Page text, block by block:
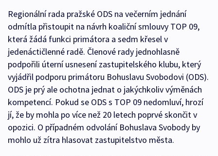
Regionální rada pražské ODS na večerním jednání
odmítla přistoupit na návrh koaliční smlouvy TOP 09,
která žádá funkci primátora a sedm křesel v
jedenáctičlenné radě. Členové rady jednohlasně
podpořili úterní usnesení zastupitelského klubu, který
vyjádřil podporu primátoru Bohuslavu Svobodovi (ODS).
ODS je prý ale ochotna jednat o jakýchkoliv výměnách
kompetencí. Pokud se ODS s TOP 09 nedomluví, hrozí
jí, že by mohla po více než 20 letech poprvé skončit v
opozici. O případném odvolání Bohuslava Svobody by
mohlo už zítra hlasovat zastupitelstvo města.